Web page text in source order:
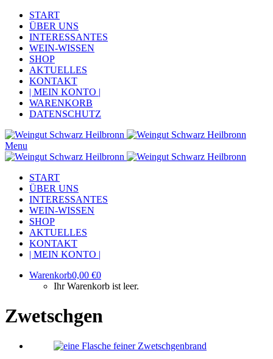
START
ÜBER UNS
INTERESSANTES
WEIN-WISSEN
SHOP
AKTUELLES
KONTAKT
| MEIN KONTO |
WARENKORB
DATENSCHUTZ
Menu
START
ÜBER UNS
INTERESSANTES
WEIN-WISSEN
SHOP
AKTUELLES
KONTAKT
| MEIN KONTO |
Warenkorb0,00 €0
Ihr Warenkorb ist leer.
Zwetschgen